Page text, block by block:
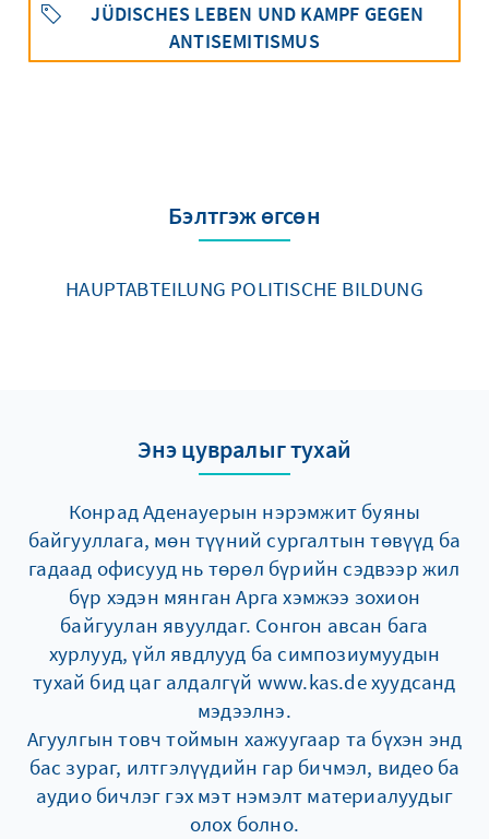
JÜDISCHES LEBEN UND KAMPF GEGEN
ANTISEMITISMUS
Бэлтгэж өгсөн
HAUPTABTEILUNG POLITISCHE BILDUNG
Энэ цувралыг тухай
Конрад Аденауерын нэрэмжит буяны
байгууллага, мөн түүний сургалтын төвүүд ба
гадаад офисууд нь төрөл бүрийн сэдвээр жил
бүр хэдэн мянган Арга хэмжээ зохион
байгуулан явуулдаг. Сонгон авсан бага
хурлууд, үйл явдлууд ба симпозиумуудын
тухай бид цаг алдалгүй www.kas.de хуудсанд
мэдээлнэ.
Агуулгын товч тоймын хажуугаар та бүхэн энд
бас зураг, илтгэлүүдийн гар бичмэл, видео ба
аудио бичлэг гэх мэт нэмэлт материалуудыг
олох болно.